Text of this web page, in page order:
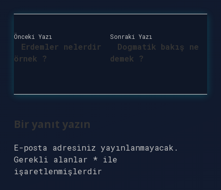
Önceki Yazı
Erdemler nelerdir
örnek ?
Sonraki Yazı
Dogmatik bakış ne
demek ?
Bir yanıt yazın
E-posta adresiniz yayınlanmayacak.
Gerekli alanlar * ile
işaretlenmişlerdir